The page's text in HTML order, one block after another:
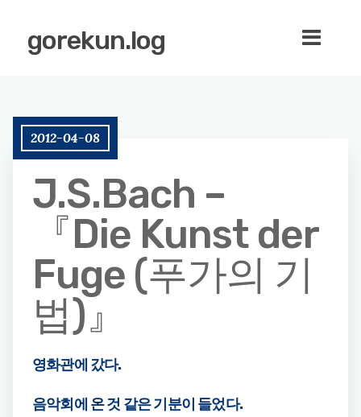
gorekun.log
2012-04-08
J.S.Bach –
『Die Kunst der
Fuge (푸가의 기
법)』
영화관에 갔다.
음악회에 온 것 같은 기분이 들었다.